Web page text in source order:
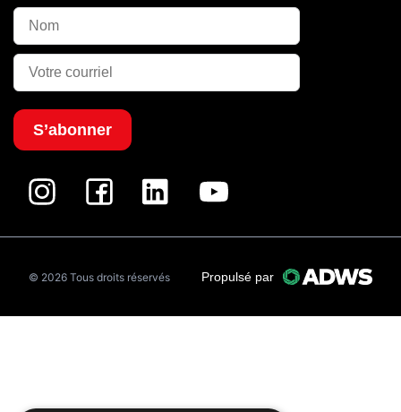
S’abonner
© 2026 Tous droits réservés Propulsé par